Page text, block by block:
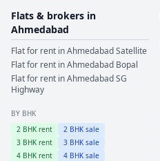
Flats & brokers in
Ahmedabad
Flat for rent inAhmedabadSatellite
Flat for rent inAhmedabad Bopal
Flat for rent inAhmedabadSG
Highway
BY BHK
2 BHK rent 2 BHK sale
3 BHK rent 3 BHK sale
4 BHK rent 4 BHK sale